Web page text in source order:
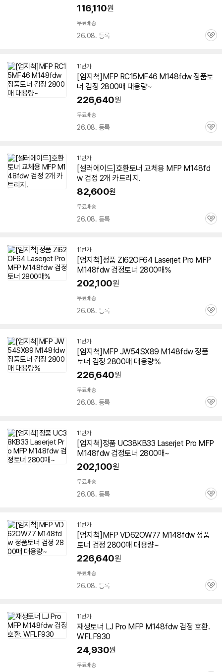
116,110원
무료배송
26.08. 등록
관
11번가
[엄지척]MFP RC15MF46 M148fdw 정품토
너 검정 2800매 대용량~
226,640원
무료배송
26.08. 등록
관
11번가
[셀러에이드]호환토너 교체용 MFP M148fd
w 검정 2개 카트리지.
82,600원
무료배송
26.08. 등록
관
11번가
[엄지척]정품 ZI62OF64 Laserjet Pro MFP
M148fdw 검정토너 2800매%
202,100원
무료배송
26.08. 등록
관
11번가
[엄지척]MFP JW54SX89 M148fdw 정품
토너 검정 2800매 대용량%
226,640원
무료배송
26.08. 등록
관
11번가
[엄지척]정품 UC38KB33 Laserjet Pro MFP
M148fdw 검정토너 2800매~
202,100원
무료배송
26.08. 등록
관
11번가
[엄지척]MFP VD62OW77 M148fdw 정품
토너 검정 2800매 대용량~
226,640원
무료배송
26.08. 등록
관
11번가
재생토너 LJ Pro MFP M148fdw 검정 호환.
WFLF930
24,930원
무료배송